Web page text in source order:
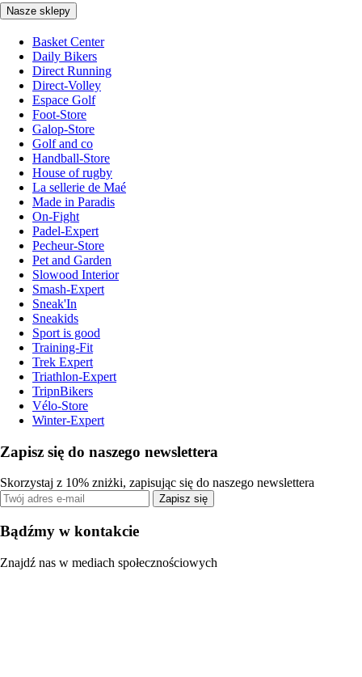
Nasze sklepy
Basket Center
Daily Bikers
Direct Running
Direct-Volley
Espace Golf
Foot-Store
Galop-Store
Golf and co
Handball-Store
House of rugby
La sellerie de Maé
Made in Paradis
On-Fight
Padel-Expert
Pecheur-Store
Pet and Garden
Slowood Interior
Smash-Expert
Sneak'In
Sneakids
Sport is good
Training-Fit
Trek Expert
Triathlon-Expert
TripnBikers
Vélo-Store
Winter-Expert
Zapisz się do naszego newslettera
Skorzystaj z 10% zniżki, zapisując się do naszego newslettera
Zapisz się
Bądźmy w kontakcie
Znajdź nas w mediach społecznościowych